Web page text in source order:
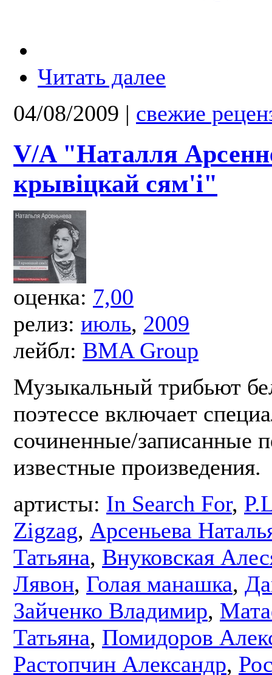
Читать далее
04/08/2009 | свежие
V/A "Наталля
крывіцкай сям'і"
оценка: 7,00
релиз: июль, 2009
лейбл: BMA Group
Музыкальный трибьют
поэтессе включает
сочиненные/записанные
известные произведения.
артисты: In Search For,
Zigzag, Арсеньева
Татьяна, Внуковская
Лявон, Голая манашка,
Зайченко Владимир,
Татьяна, Помидоров
Растопчин Александр,